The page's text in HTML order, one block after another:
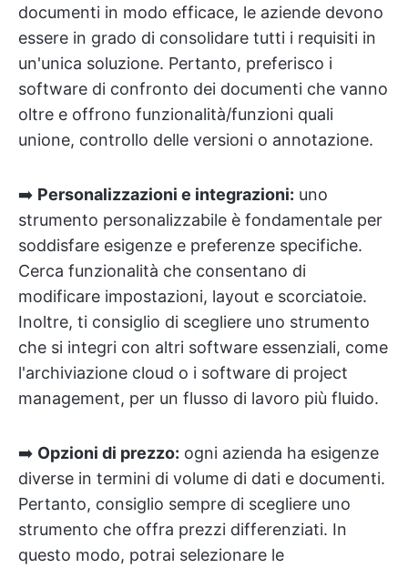
documenti in modo efficace, le aziende devono
essere in grado di consolidare tutti i requisiti in
un'unica soluzione. Pertanto, preferisco i
software di confronto dei documenti che vanno
oltre e offrono funzionalità/funzioni quali
unione, controllo delle versioni o annotazione.
➡️ Personalizzazioni e integrazioni: uno
strumento personalizzabile è fondamentale per
soddisfare esigenze e preferenze specifiche.
Cerca funzionalità che consentano di
modificare impostazioni, layout e scorciatoie.
Inoltre, ti consiglio di scegliere uno strumento
che si integri con altri software essenziali, come
l'archiviazione cloud o i software di project
management, per un flusso di lavoro più fluido.
➡️ Opzioni di prezzo: ogni azienda ha esigenze
diverse in termini di volume di dati e documenti.
Pertanto, consiglio sempre di scegliere uno
strumento che offra prezzi differenziati. In
questo modo, potrai selezionare le